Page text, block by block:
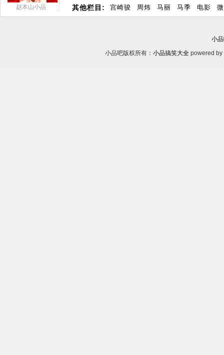
赵本山小品 其他栏目: 宫崎骏 周炜 马丽 马季 电影
小
小品吧版权所有： 小品搞笑大全 powered by